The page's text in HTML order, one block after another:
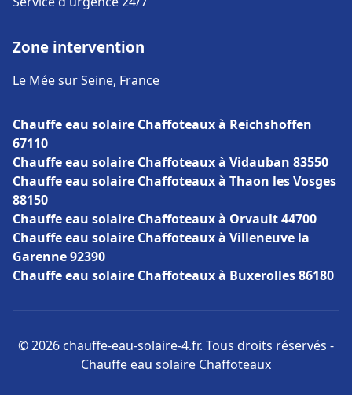
Zone intervention
Le Mée sur Seine, France
Chauffe eau solaire Chaffoteaux à Reichshoffen
67110
Chauffe eau solaire Chaffoteaux à Vidauban 83550
Chauffe eau solaire Chaffoteaux à Thaon les Vosges
88150
Chauffe eau solaire Chaffoteaux à Orvault 44700
Chauffe eau solaire Chaffoteaux à Villeneuve la
Garenne 92390
Chauffe eau solaire Chaffoteaux à Buxerolles 86180
© 2026 chauffe-eau-solaire-4.fr. Tous droits réservés -
Chauffe eau solaire Chaffoteaux